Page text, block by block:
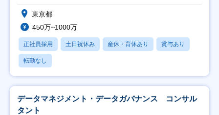
東京都
450万~1000万
正社員採用 土日祝休み 産休・育休あり 賞与あり
転勤なし
データマネジメント・データガバナンス コンサル
タント